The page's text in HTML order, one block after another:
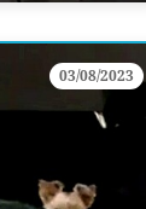
03/08/2023